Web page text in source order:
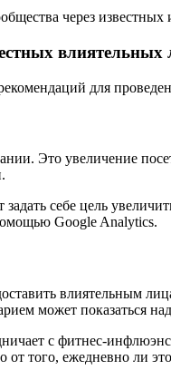
через
влиятельных
для
Это увеличение
себе цель
Google Analytics.
влиятельным
может показаться
с фитнес-
от того, ежедневно ли